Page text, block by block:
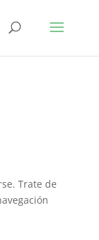
Trate de